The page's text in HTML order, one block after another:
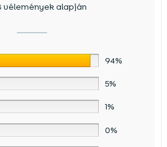
vélemények alapján
94%
5%
1%
0%